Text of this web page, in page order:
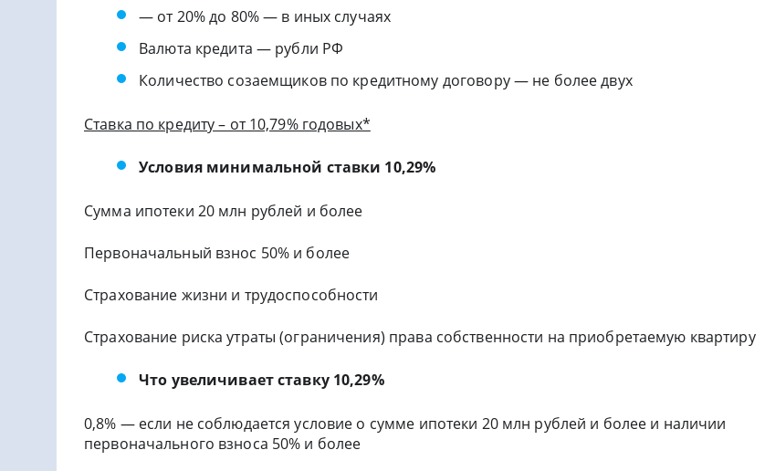
— от 20% до 80% — в иных случаях
Валюта кредита — рубли РФ
Количество созаемщиков по кредитному договору — не более двух
Ставка по кредиту – от 10,79% годовых*
Условия минимальной ставки 10,29%
Сумма ипотеки 20 млн рублей и более
Первоначальный взнос 50% и более
Страхование жизни и трудоспособности
Страхование риска утраты (ограничения) права собственности на приобретаемую квартиру
Что увеличивает ставку 10,29%
0,8% — если не соблюдается условие о сумме ипотеки 20 млн рублей и более и наличии
первоначального взноса 50% и более